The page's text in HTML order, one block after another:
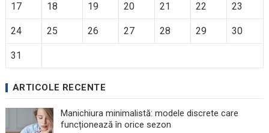
17 18 19 20 21 22 23
24 25 26 27 28 29 30
31
ARTICOLE RECENTE
Manichiura minimalistă: modele discrete care
funcționează în orice sezon